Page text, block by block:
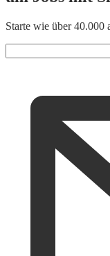
Starte wie über 40.000